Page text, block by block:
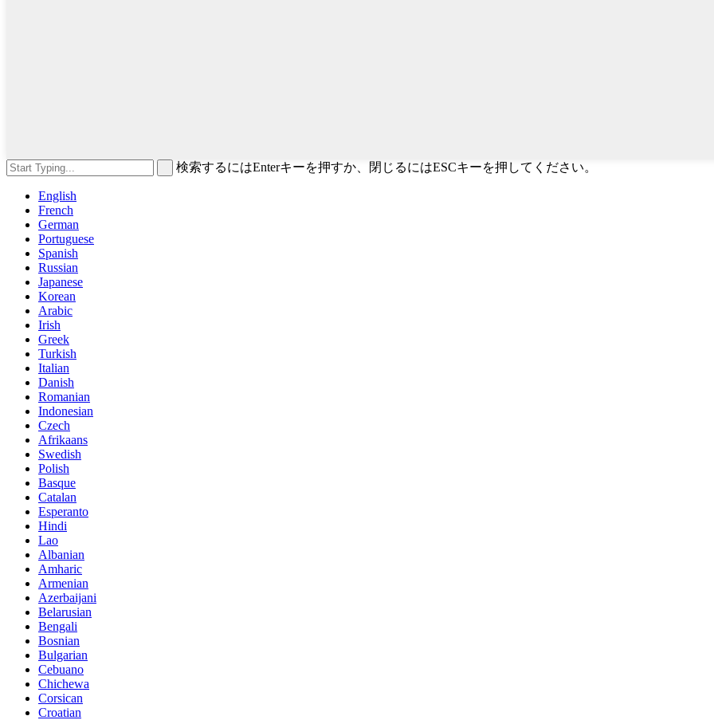
検索するにはEnterキーを押すか、閉じるにはESCキーを押してください。
English
French
German
Portuguese
Spanish
Russian
Japanese
Korean
Arabic
Irish
Greek
Turkish
Italian
Danish
Romanian
Indonesian
Czech
Afrikaans
Swedish
Polish
Basque
Catalan
Esperanto
Hindi
Lao
Albanian
Amharic
Armenian
Azerbaijani
Belarusian
Bengali
Bosnian
Bulgarian
Cebuano
Chichewa
Corsican
Croatian